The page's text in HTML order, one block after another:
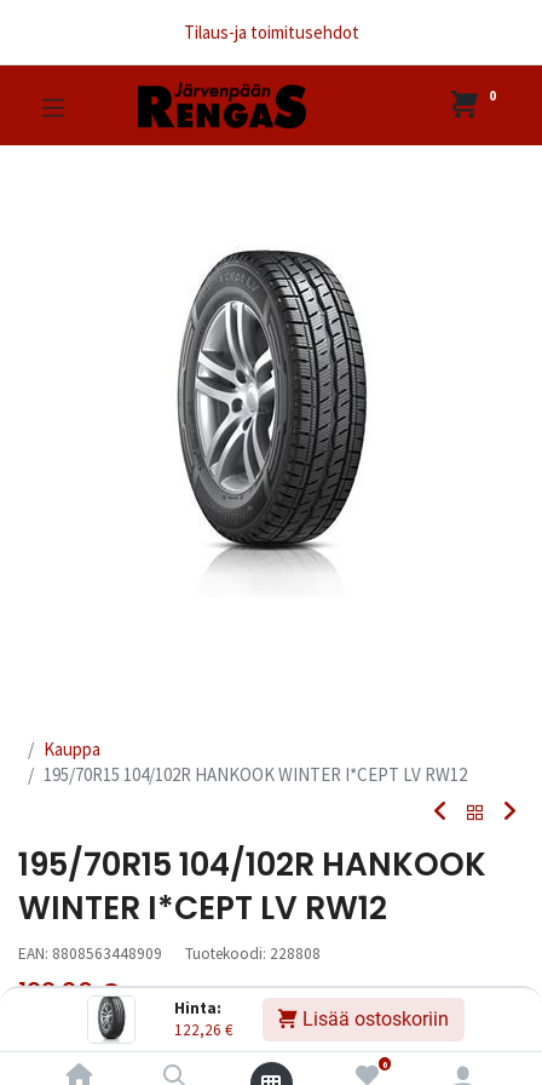
Hinta:
122,26 € Lisää ostoskoriin
0
Tilaus-ja toimitusehdot
0
Kauppa
195/70R15 104/102R HANKOOK WINTER I*CEPT LV RW12
195/70R15 104/102R HANKOOK
WINTER I*CEPT LV RW12
EAN: 8808563448909 Tuotekoodi: 228808
122,26€ Sisältää ALV:n/ kpl
Toimittajilla (kotimaa):
Saatavilla